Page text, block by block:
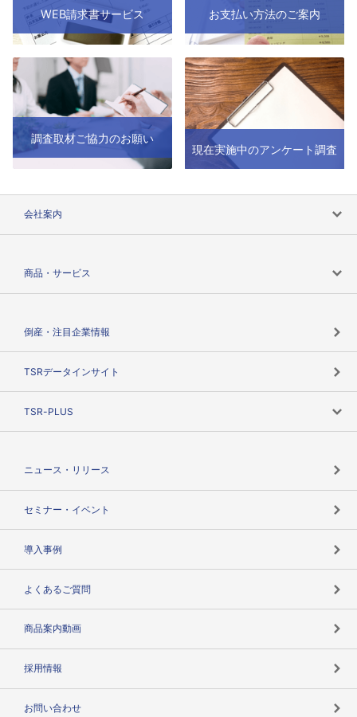
WEB請求書サービス お支払い方法のご案内
調査取材ご協力のお願い
現在実施中のアンケート調査
会社案内
商品・サービス
倒産・注目企業情報
TSRデータインサイト
TSR-PLUS
ニュース・リリース
セミナー・イベント
導入事例
よくあるご質問
商品案内動画
採用情報
お問い合わせ